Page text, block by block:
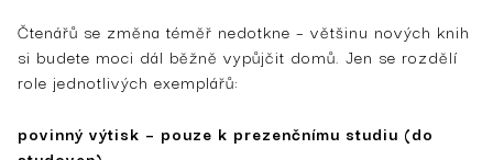
Čtenářů se změna téměř nedotkne – většinu nových knih
si budete moci dál běžně vypůjčit domů. Jen se rozdělí
role jednotlivých exemplářů:
povinný výtisk – pouze k prezenčnímu studiu (do